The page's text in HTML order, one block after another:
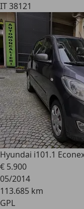
IT 38121
Hyundai i101.1
€ 5.900
05/2014
113.685 km
GPL